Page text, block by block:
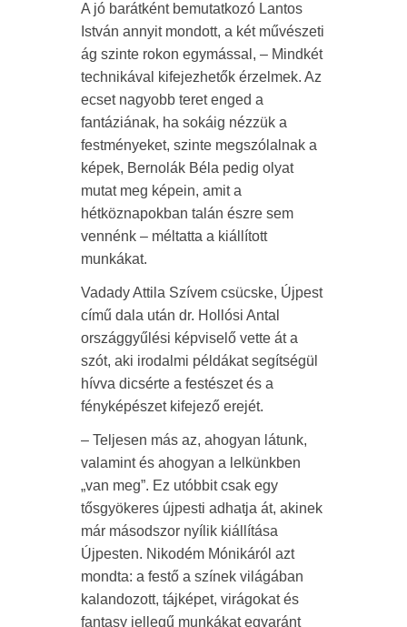
A jó barátként bemutatkozó Lantos
István annyit mondott, a két művészeti
ág szinte rokon egymással, – Mindkét
technikával kifejezhetők érzelmek. Az
ecset nagyobb teret enged a
fantáziának, ha sokáig nézzük a
festményeket, szinte megszólalnak a
képek, Bernolák Béla pedig olyat
mutat meg képein, amit a
hétköznapokban talán észre sem
vennénk – méltatta a kiállított
munkákat.
Vadady Attila Szívem csücske, Újpest
című dala után dr. Hollósi Antal
országgyűlési képviselő vette át a
szót, aki irodalmi példákat segítségül
hívva dicsérte a festészet és a
fényképészet kifejező erejét.
– Teljesen más az, ahogyan látunk,
valamint és ahogyan a lelkünkben
„van meg”. Ez utóbbit csak egy
tősgyökeres újpesti adhatja át, akinek
már másodszor nyílik kiállítása
Újpesten. Nikodém Mónikáról azt
mondta: a festő a színek világában
kalandozott, tájképet, virágokat és
fantasy jellegű munkákat egyaránt